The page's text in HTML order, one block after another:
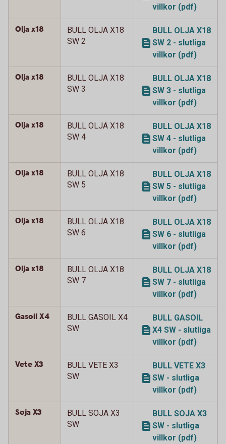
villkor (pdf)
Olja x18
BULL OLJA X18
SW 2
BULL OLJA X18
SW 2 - slutliga
villkor (pdf)
Olja x18
BULL OLJA X18
SW 3
BULL OLJA X18
SW 3 - slutliga
villkor (pdf)
Olja x18
BULL OLJA X18
SW 4
BULL OLJA X18
SW 4 - slutliga
villkor (pdf)
Olja x18
BULL OLJA X18
SW 5
BULL OLJA X18
SW 5 - slutliga
villkor (pdf)
Olja x18
BULL OLJA X18
SW 6
BULL OLJA X18
SW 6 - slutliga
villkor (pdf)
Olja x18
BULL OLJA X18
SW 7
BULL OLJA X18
SW 7 - slutliga
villkor (pdf)
Gasoil X4
BULL GASOIL X4
SW
BULL GASOIL
X4 SW - slutliga
villkor (pdf)
Vete X3
BULL VETE X3
SW
BULL VETE X3
SW - slutliga
villkor (pdf)
Soja X3
BULL SOJA X3
SW
BULL SOJA X3
SW - slutliga
villkor (pdf)